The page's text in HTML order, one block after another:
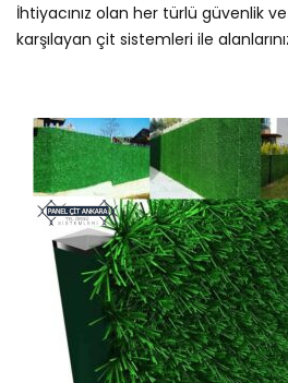
İhtiyacınız olan her türlü güvenlik
karşılayan çit sistemleri ile